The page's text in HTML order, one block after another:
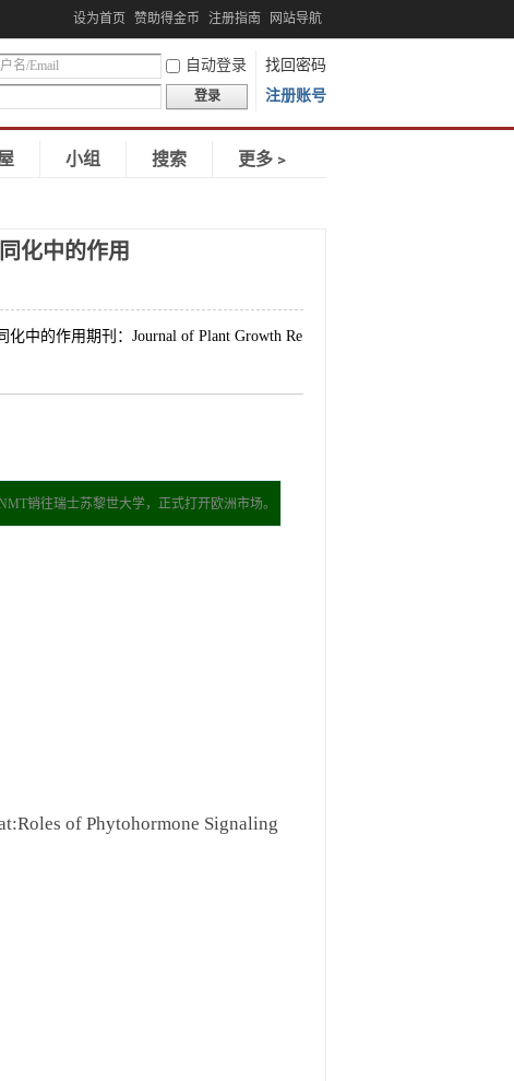
设为首页 赞助得金币 注册指南 网站导航
自动登录
找回密码
登录 注册账号
小组 搜索 更多﹥
化中的作用
中的作用期刊：Journal of Plant Growth Re
销往瑞士苏黎世大学，正式打开欧洲市场。
of Phytohormone Signaling